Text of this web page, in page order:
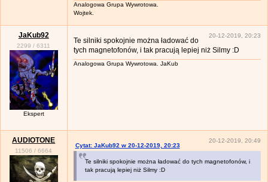
Analogowa Grupa Wywrotowa.
Wojtek.
JaKub92
2299 /6311
Ekspert
20-12-2019, 20:23
Te silniki spokojnie można ładować do
tych magnetofonów, i tak pracują lepiej niż Silmy :D
Analogowa Grupa Wywrotowa. JaKub
AUDIOTONE
11506 /6664
20-12-2019, 20:49
Cytat: JaKub92 w 20-12-2019, 20:23
Te silniki spokojnie można ładować do tych magnetofonów, i
tak pracują lepiej niż Silmy :D